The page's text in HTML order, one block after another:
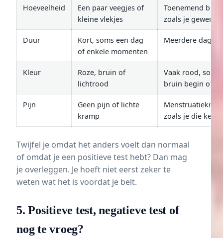
Hoeveelheid
Een paar veegjes of
kleine vlekjes
Toenemend
zoals je gewend
Duur
Kort, soms een dag
of enkele momenten
Meerdere dagen
Kleur
Roze, bruin of
lichtrood
Vaak rood, soms
bruin begin of
Pijn
Geen pijn of lichte
kramp
zoals je die kent
Twijfel je omdat het anders voelt dan normaal
of omdat je een positieve test hebt? Dan mag
je overleggen. Je hoeft niet eerst zeker te
weten wat het is voordat je belt.
5. Positieve test, negatieve test of
nog te vroeg?